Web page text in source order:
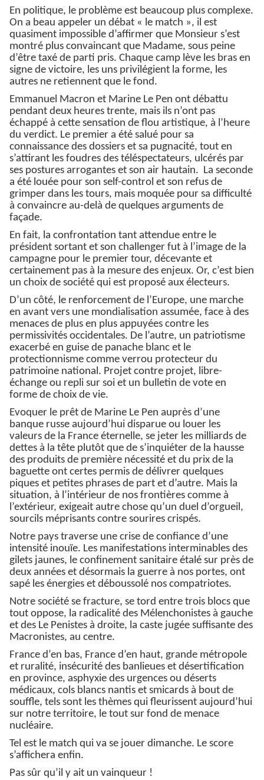
En politique, le problème est beaucoup plus complexe.
On a beau appeler un débat « le match », il est
quasiment impossible d’affirmer que Monsieur s’est
montré plus convaincant que Madame, sous peine
d’être taxé de parti pris. Chaque camp lève les bras en
signe de victoire, les uns privilégient la forme, les
autres ne retiennent que le fond.
Emmanuel Macron et Marine Le Pen ont débattu
pendant deux heures trente, mais ils n’ont pas
échappé à cette sensation de flou artistique, à l’heure
du verdict. Le premier a été salué pour sa
connaissance des dossiers et sa pugnacité, tout en
s’attirant les foudres des téléspectateurs, ulcérés par
ses postures arrogantes et son air hautain. La seconde
a été louée pour son self-control et son refus de
grimper dans les tours, mais moquée pour sa difficulté
à convaincre au-delà de quelques arguments de
façade.
En fait, la confrontation tant attendue entre le
président sortant et son challenger fut à l’image de la
campagne pour le premier tour, décevante et
certainement pas à la mesure des enjeux. Or, c’est bien
un choix de société qui est proposé aux électeurs.
D’un côté, le renforcement de l’Europe, une marche
en avant vers une mondialisation assumée, face à des
menaces de plus en plus appuyées contre les
permissivités occidentales. De l’autre, un patriotisme
exacerbé en guise de panache blanc et le
protectionnisme comme verrou protecteur du
patrimoine national. Projet contre projet, libre-
échange ou repli sur soi et un bulletin de vote en
forme de choix de vie.
Evoquer le prêt de Marine Le Pen auprès d’une
banque russe aujourd’hui disparue ou louer les
valeurs de la France éternelle, se jeter les milliards de
dettes à la tête plutôt que de s’inquiéter de la hausse
des produits de première nécessité et du prix de la
baguette ont certes permis de délivrer quelques
piques et petites phrases de part et d’autre. Mais la
situation, à l’intérieur de nos frontières comme à
l’extérieur, exigeait autre chose qu’un duel d’orgueil,
sourcils méprisants contre sourires crispés.
Notre pays traverse une crise de confiance d’une
intensité inouïe. Les manifestations interminables des
gilets jaunes, le confinement sanitaire étalé sur près de
deux années et désormais la guerre à nos portes, ont
sapé les énergies et déboussolé nos compatriotes.
Notre société se fracture, se tord entre trois blocs que
tout oppose, la radicalité des Mélenchonistes à gauche
et des Le Penistes à droite, la caste jugée suffisante des
Macronistes, au centre.
France d’en bas, France d’en haut, grande métropole
et ruralité, insécurité des banlieues et désertification
en province, asphyxie des urgences ou déserts
médicaux, cols blancs nantis et smicards à bout de
souffle, tels sont les thèmes qui fleurissent aujourd’hui
sur notre territoire, le tout sur fond de menace
nucléaire.
Tel est le match qui va se jouer dimanche. Le score
s’affichera enfin.
Pas sûr qu’il y ait un vainqueur !